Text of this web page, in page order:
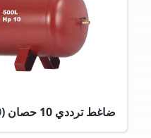
ضاغط ترددي 10 حصان (1000 لتر)